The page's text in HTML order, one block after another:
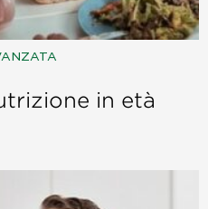
in età